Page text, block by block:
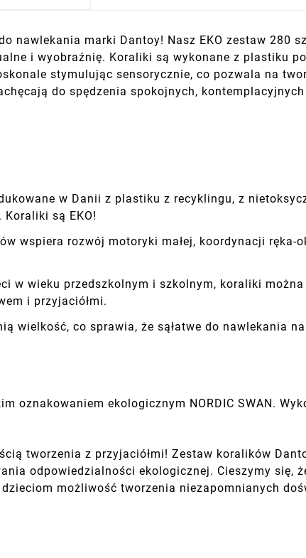
nawlekania marki Dantoy! Nasz EKO zestaw 280
i wyobraźnię. Koraliki są wykonane z plastiku
stymulując sensorycznie, co pozwala na
do spędzenia spokojnych,
w Danii z plastiku z recyklingu, z
są EKO!
wspiera rozwój motoryki małej, koordynacji ręka-
w wieku przedszkolnym i szkolnym, koraliki
i przyjaciółmi.
wielkość, co sprawia, że sąłatwe do nawlekania
oznakowaniem ekologicznym NORDIC SWAN.
tworzenia z przyjaciółmi! Zestaw koralików
odpowiedzialności ekologicznej. Cieszymy się,
możliwość tworzenia niezapomnianych